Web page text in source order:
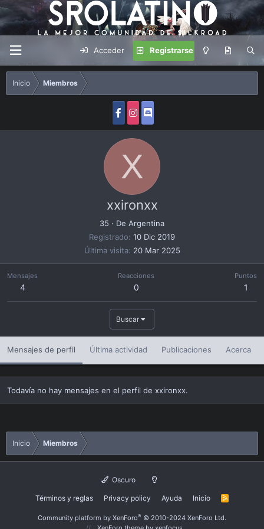
Acceder Registrarse
Inicio Miembros
X
xxironxx
35 · De Argentina
Registrado 10 Dic 2019
Última visita 20 Mar 2025
Mensajes
4
Reacciones
0
Puntos
1
Buscar
Mensajes de perfil Última actividad Publicaciones Acerca
Todavía no hay mensajes en el perfil de xxironxx.
Inicio Miembros
Oscuro
Términos y reglas Privacy policy Ayuda Inicio
R
Community platform by XenForo® © 2010-2024 XenForo Ltd.